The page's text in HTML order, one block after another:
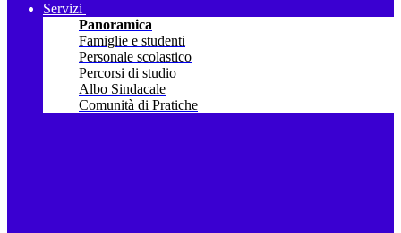
Servizi
Panoramica
Famiglie e studenti
Personale scolastico
Percorsi di studio
Albo Sindacale
Comunità di Pratiche